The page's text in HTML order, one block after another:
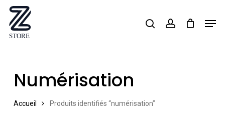
Skip
main
searchaccount
Numérisation
Accueil Produits identifiés “numérisation”
Close